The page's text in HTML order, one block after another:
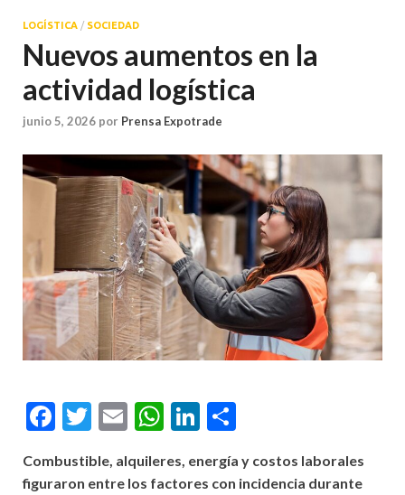
LOGÍSTICA / SOCIEDAD
Nuevos aumentos en la
actividad logística
junio 5, 2026 por Prensa Expotrade
Facebook
Twitter
EmailWhatsApp
LinkedIn
Combustible, alquileres, energía y costos laborales
figuraron entre los factores con incidencia durante